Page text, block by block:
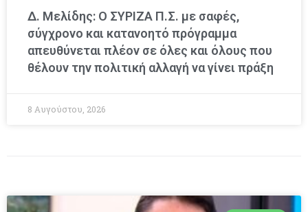
Δ. Μελίδης: Ο ΣΥΡΙΖΑ Π.Σ. με σαφές,
σύγχρονο και κατανοητό πρόγραμμα
απευθύνεται πλέον σε όλες και όλους που
θέλουν την πολιτική αλλαγή να γίνει πράξη
8 Αυγούστου, 2026